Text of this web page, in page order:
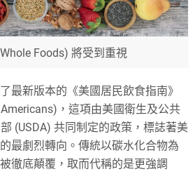
Foods) 將受到重視
最新版本的《美國居民飲食指南》
，這項由美國衛生及公共
(USDA) 共同制定的政策，標誌著美
最劇烈轉向。傳統以碳水化合物為
徹底顛覆，取而代稱的是更強調